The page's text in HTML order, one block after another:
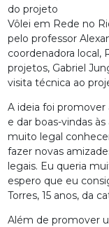
do projeto
Vôlei em Rede no
pelo professor
coordenadora local,
projetos, Gabriel
visita técnica ao
A ideia foi
e dar boas-vindas
muito legal
fazer novas
legais. Eu queria
espero que eu
Torres, 15 anos, da
Além de promover